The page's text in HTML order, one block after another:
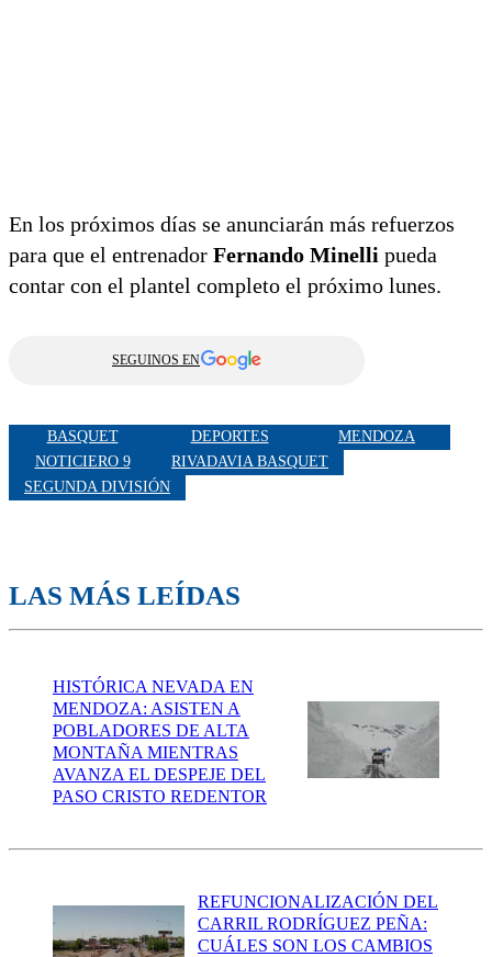
En los próximos días se anunciarán más refuerzos
para que el entrenador Fernando Minelli pueda
contar con el plantel completo el próximo lunes.
SEGUINOS EN
BASQUET DEPORTES
MENDOZA
NOTICIERO 9
RIVADAVIA BASQUET
SEGUNDA DIVISIÓN
LAS MÁS LEÍDAS
HISTÓRICA NEVADA EN
MENDOZA: ASISTEN A
POBLADORES DE ALTA
MONTAÑA MIENTRAS
AVANZA EL DESPEJE DEL
PASO CRISTO REDENTOR
REFUNCIONALIZACIÓN DEL
CARRIL RODRÍGUEZ PEÑA:
CUÁLES SON LOS CAMBIOS